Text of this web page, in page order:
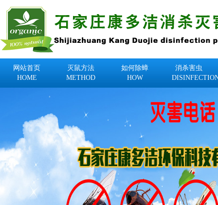
网站首页
HOME
灭鼠方法
METHOD
如何除蟑
HOW
消杀害虫